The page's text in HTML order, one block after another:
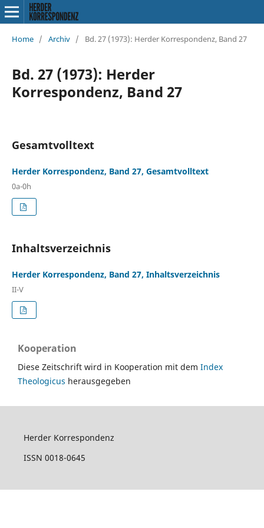
Home / Archiv / Bd. 27 (1973): Herder Korrespondenz, Band 27
Bd. 27 (1973): Herder
Korrespondenz, Band 27
Gesamtvolltext
Herder Korrespondenz, Band 27, Gesamtvolltext
0a-0h
Inhaltsverzeichnis
Herder Korrespondenz, Band 27, Inhaltsverzeichnis
II-V
Kooperation
Diese Zeitschrift wird in Kooperation mit dem Index
Theologicus herausgegeben
Herder Korrespondenz
ISSN 0018-0645